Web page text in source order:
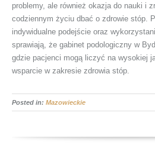
problemy, ale również okazja do nauki i
codziennym życiu dbać o zdrowie stóp.
indywidualne podejście oraz
sprawiają, że gabinet podologiczny w
gdzie pacjenci mogą liczyć na wysokiej
wsparcie w zakresie zdrowia stóp.
Posted in: Mazowieckie